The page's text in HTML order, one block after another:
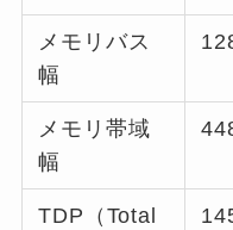
メモリバス
幅
メモリ帯域
幅
TDP（Total